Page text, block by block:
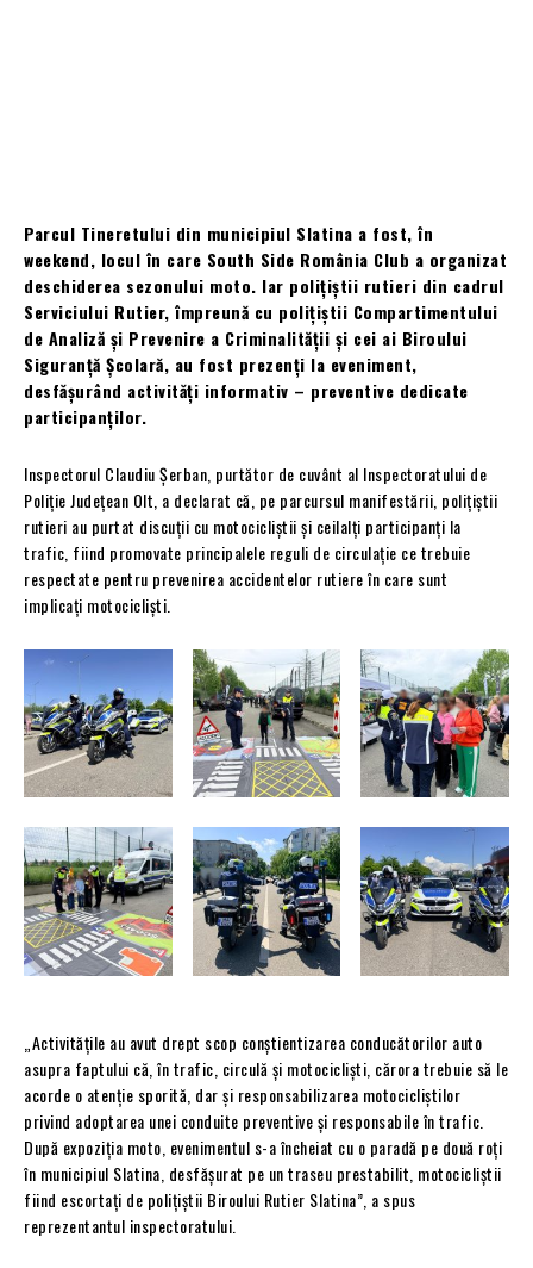
Parcul Tineretului din municipiul Slatina a fost, în
weekend, locul în care South Side România Club a organizat
deschiderea sezonului moto. Iar polițiștii rutieri din cadrul
Serviciului Rutier, împreună cu polițiștii Compartimentului
de Analiză și Prevenire a Criminalității și cei ai Biroului
Siguranță Școlară, au fost prezenți la eveniment,
desfășurând activități informativ – preventive dedicate
participanților.
Inspectorul Claudiu Șerban, purtător de cuvânt al Inspectoratului de
Poliție Județean Olt, a declarat că, pe parcursul manifestării, polițiștii
rutieri au purtat discuții cu motocicliștii și ceilalți participanți la
trafic, fiind promovate principalele reguli de circulație ce trebuie
respectate pentru prevenirea accidentelor rutiere în care sunt
implicați motocicliști.
„Activitățile au avut drept scop conștientizarea conducătorilor auto
asupra faptului că, în trafic, circulă și motocicliști, cărora trebuie să le
acorde o atenție sporită, dar și responsabilizarea motocicliștilor
privind adoptarea unei conduite preventive și responsabile în trafic.
După expoziția moto, evenimentul s-a încheiat cu o paradă pe două roți
în municipiul Slatina, desfășurat pe un traseu prestabilit, motocicliștii
fiind escortați de polițiștii Biroului Rutier Slatina”, a spus
reprezentantul inspectoratului.